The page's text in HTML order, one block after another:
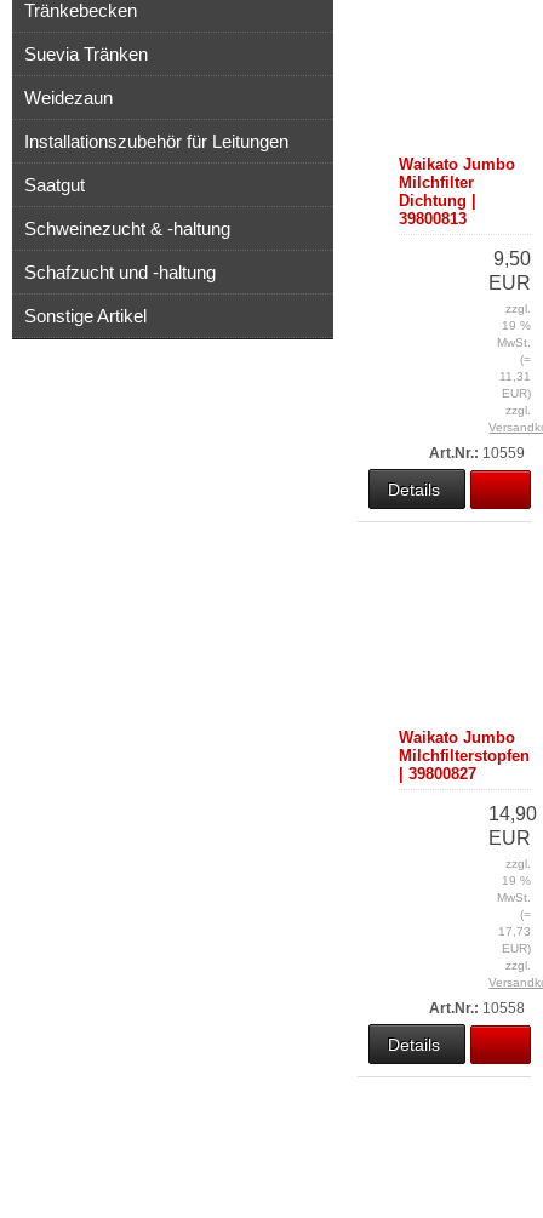
Waikato Jumbo
Milchfilter
Dichtung |
39800813
9,50
EUR
zzgl.
19 %
MwSt.
(=
11,31
EUR)
zzgl.
Art.Nr.: 10559
Details
Waikato Jumbo
Milchfilterstopfen
| 39800827
14,90
EUR
zzgl.
19 %
MwSt.
(=
17,73
EUR)
zzgl.
Art.Nr.: 10558
Details
Tränkebecken
Suevia Tränken
Weidezaun
Installationszubehör für Leitungen
Saatgut
Schweinezucht & -haltung
Schafzucht und -haltung
Sonstige Artikel